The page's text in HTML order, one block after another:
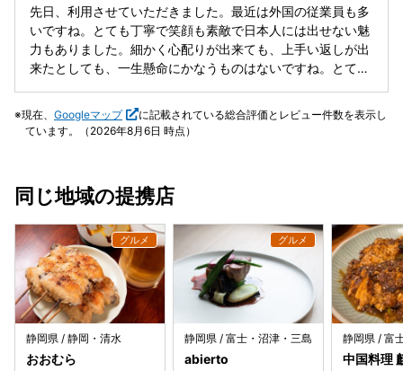
先日、利用させていただきました。最近は外国の従業員も多
いですね。とても丁寧で笑顔も素敵で日本人には出せない魅
力もありました。細かく心配りが出来ても、上手い返しが出
来たとしても、一生懸命にかなうものはないですね。とても
平日でしたが、駐車場もほぼ満車で夕食時も満席のようだっ
たので貸切風呂は諦めてました。しかし貸切風呂は携帯で空
たです。
現在、 Googleマップ
に記載されている総合評価とレビュー件数を表示し
ています。（2026年8月6日 時点）
同じ地域の提携店
静岡県 / 静岡・清水
おおむら
静岡県 / 富士・沼津・三島
abierto
静岡県 / 富
中国料理